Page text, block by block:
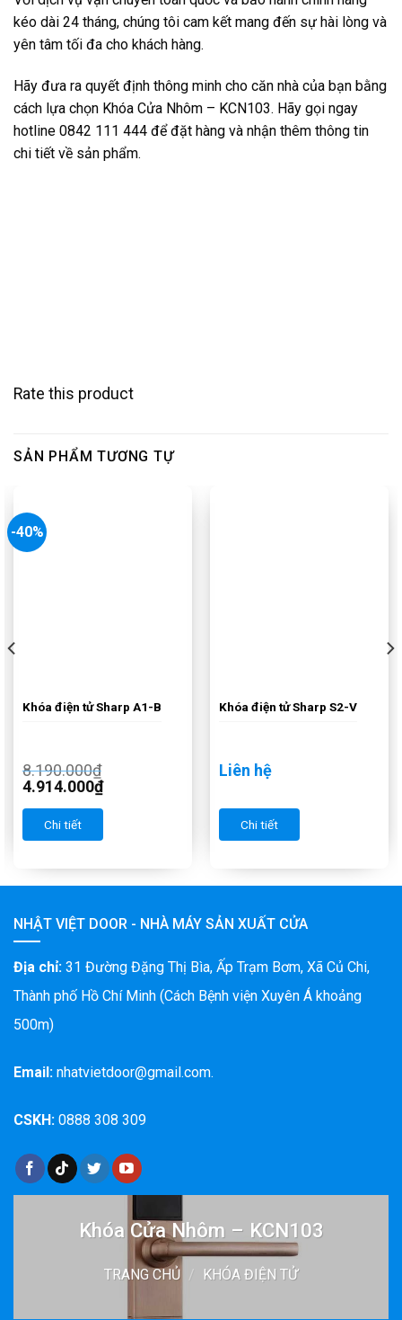
kéo dài 24 tháng, chúng tôi cam kết mang đến sự hài lòng và
yên tâm tối đa cho khách hàng.
Hãy đưa ra quyết định thông minh cho căn nhà của bạn bằng
cách lựa chọn Khóa Cửa Nhôm – KCN103. Hãy gọi ngay
hotline 0842 111 444 để đặt hàng và nhận thêm thông tin
chi tiết về sản phẩm.
Rate this product
SẢN PHẨM TƯƠNG TỰ
-40%
Khóa điện tử Sharp A1-B
8.190.000₫
4.914.000₫
Chi tiết
Khóa điện tử Sharp S2-V
Liên hệ
Chi tiết
NHẬT VIỆT DOOR - NHÀ MÁY SẢN XUẤT CỬA
Địa chỉ: 31 Đường Đặng Thị Bìa, Ấp Trạm Bơm, Xã Củ Chi,
Thành phố Hồ Chí Minh (Cách Bệnh viện Xuyên Á khoảng
500m)
Email: nhatvietdoor@gmail.com.
CSKH: 0888 308 309
Khóa Cửa Nhôm – KCN103
TRANG CHỦ / KHÓA ĐIỆN TỬ